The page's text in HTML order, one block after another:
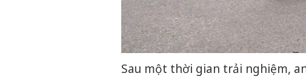
Sau một thời gian trải nghiệm,